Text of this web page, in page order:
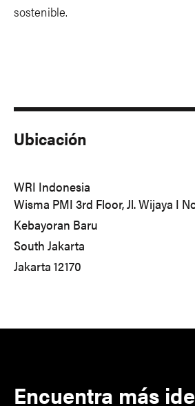
sostenible.
Ubicación
WRI Indonesia
Wisma PMI 3rd Floor, Jl. Wijaya I
Kebayoran Baru
South Jakarta
Jakarta 12170
Encuentra más